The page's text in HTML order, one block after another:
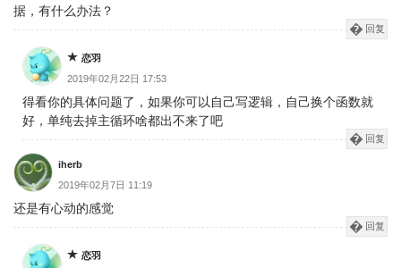
据，有什么办法？
回复
恋羽
2019年02月22日 17:53
得看你的具体问题了，如果你可以自己写逻辑，自己换个函数就
好，单纯去掉主循环啥都出不来了吧
回复
iherb
2019年02月7日 11:19
还是有心动的感觉
回复
恋羽